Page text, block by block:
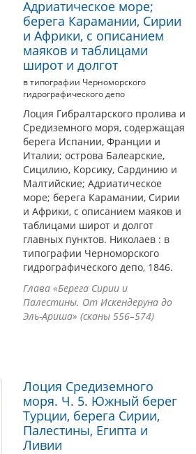
Адриатическое море;
берега Карамании, Сирии
и Африки, с описанием
маяков и таблицами
широт и долгот
в типографии Черноморского
гидрографического депо
Лоция Гибралтарского пролива и
Средиземного моря, содержащая
берега Испании, Франции и
Италии; острова Балеарские,
Сицилию, Корсику, Сардинию и
Малтийские; Адриатическое
море; берега Карамании, Сирии
и Африки, с описанием маяков и
таблицами широт и долгот
главных пунктов. Николаев : в
типографии Черноморского
гидрографического депо, 1846.
Глава «Берега Сирии и
Палестины. От Искендеруна до
Эль-Ариша» (сканы 556–574)
Лоция Средиземного
моря. Ч. 5. Южный берег
Турции, берега Сирии,
Палестины, Египта и
Ливии